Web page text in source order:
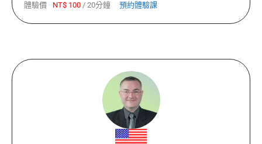
體驗價 NT$ 100 / 20分鐘 預約體驗課